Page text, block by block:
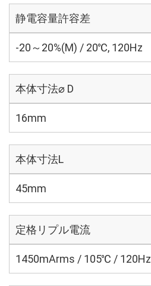
静電容量許容差
-20～20%(M) / 20℃, 120Hz
本体寸法⌀ D
16mm
本体寸法L
45mm
定格リプル電流
1450mArms / 105℃ / 120Hz